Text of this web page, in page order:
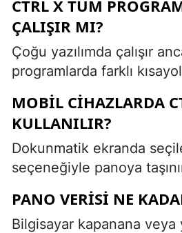
CTRL X TÜM
ÇALIŞIR MI?
Çoğu yazılımda çalışır
programlarda farklı
MOBIL CIHAZLARDA
KULLANILIR?
Dokunmatik ekranda
seçeneğiyle panoya
PANO VERISI NE
Bilgisayar kapanana veya